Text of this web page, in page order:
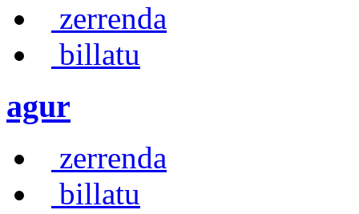
zerrenda
billatu
agur
zerrenda
billatu